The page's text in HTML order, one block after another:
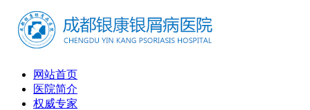
网站首页
医院简介
权威专家